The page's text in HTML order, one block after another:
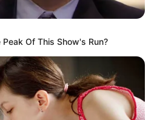
Of This Show's Run?